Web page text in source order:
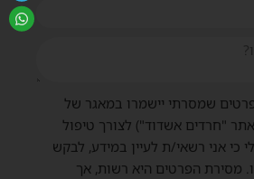
שמסרתי יישמרו במאגר של
"חרדים אשדוד") לצורך טיפול
כי אני רשאי/ת לעיין במידע, לבקש
מסירת הפרטים היא רשות, אך